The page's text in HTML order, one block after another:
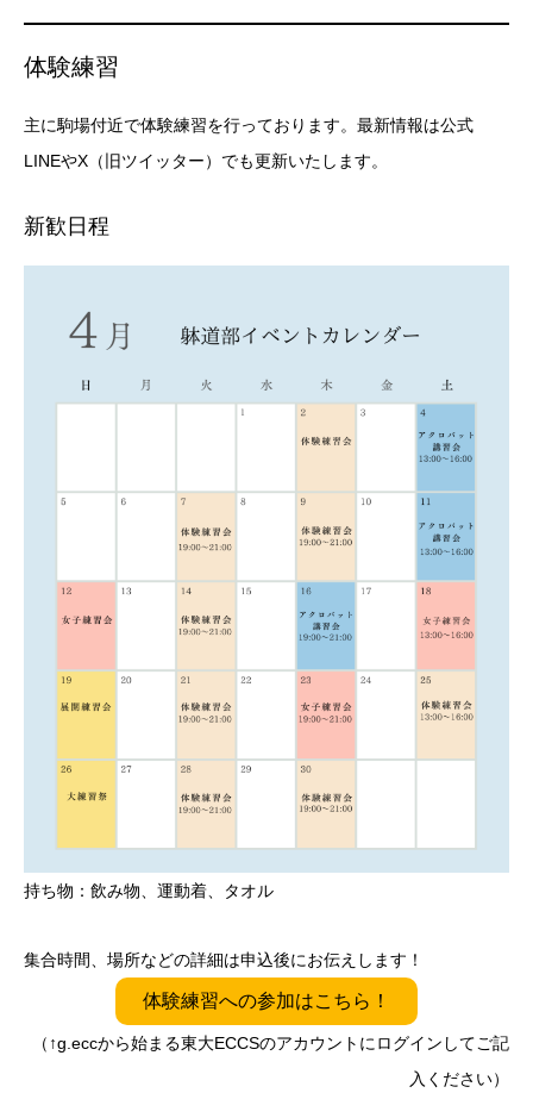
体験練習
主に駒場付近で体験練習を行っております。最新情報は公式
LINEやX（旧ツイッター）でも更新いたします。
新歓日程
持ち物：飲み物、運動着、タオル
集合時間、場所などの詳細は申込後にお伝えします！
体験練習への参加はこちら！
（↑g.eccから始まる東大ECCSのアカウントにログインしてご記
入ください）